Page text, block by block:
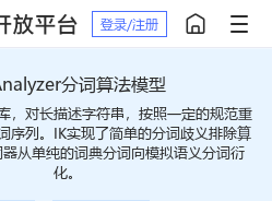
登录/注册
分词算法模型
，对长描述字符串，按照一定的规范重
序列。IK实现了简单的分词歧义排除算
从单纯的词典分词向模拟语义分词衍
化。